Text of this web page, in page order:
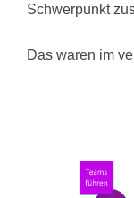
Schwerpunkt
Das waren im